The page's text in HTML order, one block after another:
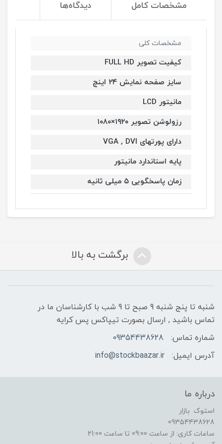
مشخصات کامل دیدگاه‌ها
مشخصات کلی
کیفیت تصویر FULL HD
سایز صفحه نمایش ۲۴ اینچ
مانیتور LCD
رزولوشن تصویر ۱۹۲۰×۱۰۸۰
دارای پورتهای VGA , DVI
پایه استاندارد مانیتور
زمان پاسخگویی ۵ میلی ثانیه
برگشت به بالا
شنبه تا پنج شنبه 9 صبح تا 9 شب با کارشناسان ما در
تماس باشید , ارسال بصورت تیپاکس پس کرایه
شماره تماس:
09354438628
آدرس ایمیل:
info@stockbaazar.ir
درباره ما
استوک بازار
09354438628
ساعات کاری: از ساعت 09:00 تا ساعت 21:00